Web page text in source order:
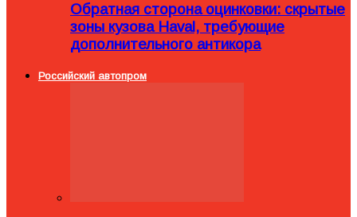
Обратная сторона оцинковки: скрытые
зоны кузова Haval, требующие
дополнительного антикора
Российский автопром